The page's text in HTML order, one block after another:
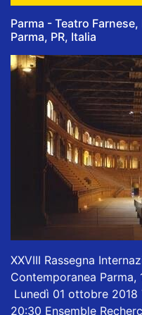
Parma - Teatro
Parma, PR, Italia
XXVIII Rassegna
Contemporanea
Lunedì 01 ottobre 2018
20:30 Ensemble